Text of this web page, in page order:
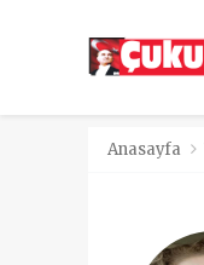
Anasayfa